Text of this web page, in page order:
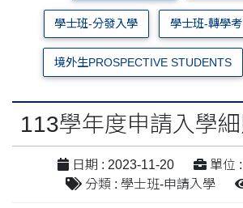
學士班-分發入學 學士班-轉學考
境外生PROSPECTIVE STUDENTS
113學年度申請入學細
日期 : 2023-11-20
單位
分類 : 學士班-申請入學